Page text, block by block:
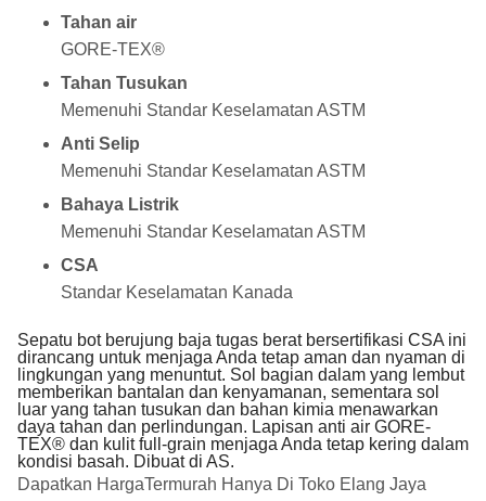
Tahan air
GORE-TEX®
Tahan Tusukan
Memenuhi Standar Keselamatan ASTM
Anti Selip
Memenuhi Standar Keselamatan ASTM
Bahaya Listrik
Memenuhi Standar Keselamatan ASTM
CSA
Standar Keselamatan Kanada
Sepatu bot berujung baja tugas berat bersertifikasi CSA ini
dirancang untuk menjaga Anda tetap aman dan nyaman di
lingkungan yang menuntut. Sol bagian dalam yang lembut
memberikan bantalan dan kenyamanan, sementara sol
luar yang tahan tusukan dan bahan kimia menawarkan
daya tahan dan perlindungan. Lapisan anti air GORE-
TEX® dan kulit full-grain menjaga Anda tetap kering dalam
kondisi basah. Dibuat di AS.
Dapatkan HargaTermurah Hanya Di Toko Elang Jaya